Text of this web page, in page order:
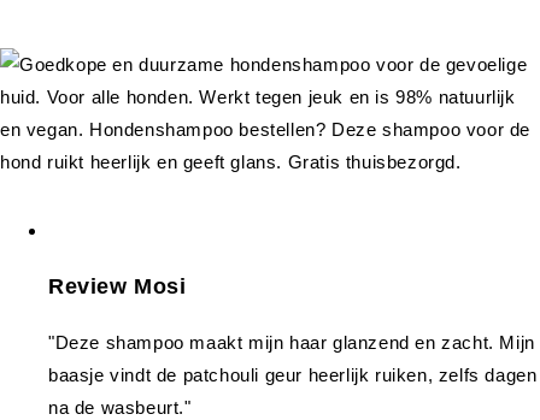
Review Mosi
"Deze shampoo maakt mijn haar glanzend en zacht. Mijn
baasje vindt de patchouli geur heerlijk ruiken, zelfs dagen
na de wasbeurt."